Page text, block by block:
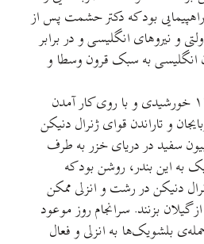
بود که دکتر حشمت پس از
و نیروهای انگلیسی و در برابر
به سبک قرون وسطا و
اما از اردیبهشت سال ۱۲۹۹ خورشیدی و با روی کار آمدن
و تاراندن قوای ژنرال دنیکن
سفید در دریای خزر به طرف
به این بندر، روشن بود که
دنیکن در رشت و انزلی ممکن
بزنند. سرانجام روز موعود
بلشویک‌ها به انزلی و فعال